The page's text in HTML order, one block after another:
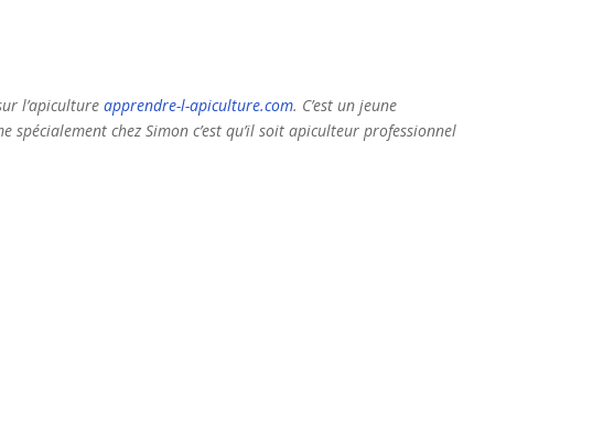
l’apicultureapprendre-l-apiculture.com. C’est un jeune
chez Simon c’est qu’il soit apiculteur professionnel